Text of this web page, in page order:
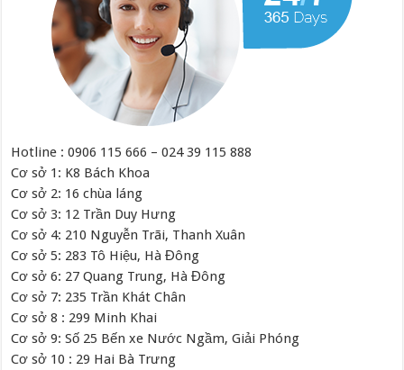
Hotline : 0906 115 666 – 024 39 115 888
Cơ sở 1: K8 Bách Khoa
Cơ sở 2: 16 chùa láng
Cơ sở 3: 12 Trần Duy Hưng
Cơ sở 4: 210 Nguyễn Trãi, Thanh Xuân
Cơ sở 5: 283 Tô Hiệu, Hà Đông
Cơ sở 6: 27 Quang Trung, Hà Đông
Cơ sở 7: 235 Trần Khát Chân
Cơ sở 8 : 299 Minh Khai
Cơ sở 9: Số 25 Bến xe Nước Ngầm, Giải Phóng
Cơ sở 10 : 29 Hai Bà Trưng